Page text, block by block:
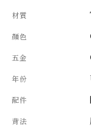
材質
顏色
五金
年份
配件
背法